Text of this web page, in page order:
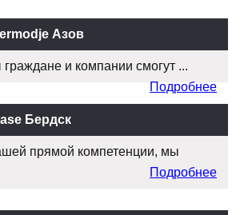
Азов
и компании смогут ...
Подробнее
Бердск
прямой компетенции, мы
Подробнее